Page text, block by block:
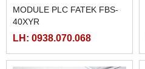
MODULE PLC FATEK FBS-
40XYR
LH: 0938.070.068